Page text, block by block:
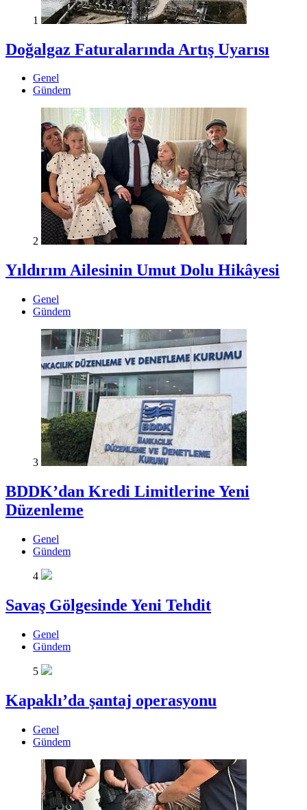
1
Doğalgaz Faturalarında Artış Uyarısı
Genel
Gündem
2
Yıldırım Ailesinin Umut Dolu Hikâyesi
Genel
Gündem
3
BDDK’dan Kredi Limitlerine Yeni
Düzenleme
Genel
Gündem
4
Savaş Gölgesinde Yeni Tehdit
Genel
Gündem
5
Kapaklı’da şantaj operasyonu
Genel
Gündem